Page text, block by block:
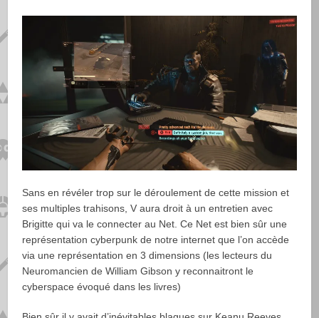
Sans en révéler trop sur le déroulement de cette mission et
ses multiples trahisons, V aura droit à un entretien avec
Brigitte qui va le connecter au Net. Ce Net est bien sûr une
représentation cyberpunk de notre internet que l’on accède
via une représentation en 3 dimensions (les lecteurs du
Neuromancien de William Gibson y reconnaitront le
cyberspace évoqué dans les livres)